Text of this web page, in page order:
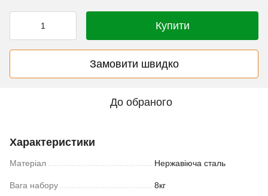
Купити
Замовити швидко
До обраного
Характеристики
Матеріал Нержавіюча сталь
Вага набору 8кг